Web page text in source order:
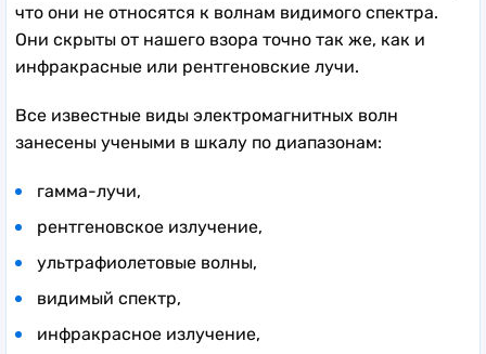
что они не относятся к волнам видимого спектра.
Они скрыты от нашего взора точно так же, как и
инфракрасные или рентгеновские лучи.
Все известные виды электромагнитных волн
занесены учеными в шкалу по диапазонам:
гамма-лучи,
рентгеновское излучение,
ультрафиолетовые волны,
видимый спектр,
инфракрасное излучение,